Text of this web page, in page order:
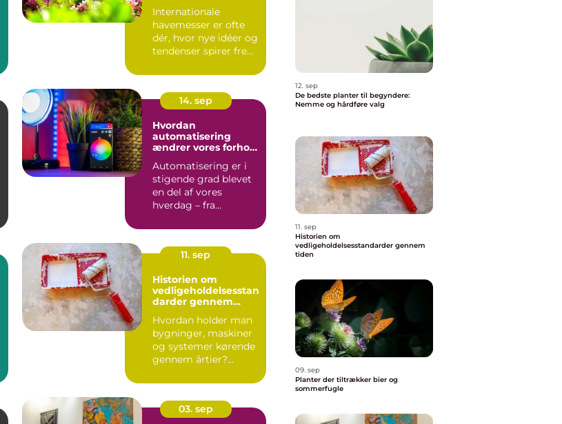
Internationale
havemesser er ofte
dér, hvor nye idéer og
tendenser spirer frem,
14. sep
Hvordan
automatisering
ændrer vores forhold
Automatisering er i
stigende grad blevet
en del af vores
hverdag – fra
11. sep
Historien om
vedligeholdelsesstan
darder gennem
Hvordan holder man
bygninger, maskiner
og systemer kørende
gennem årtier?
03. sep
12. sep
De bedste planter til begyndere:
Nemme og hårdføre valg
11. sep
Historien om
vedligeholdelsesstandarder gennem
tiden
09. sep
Planter der tiltrækker bier og
sommerfugle